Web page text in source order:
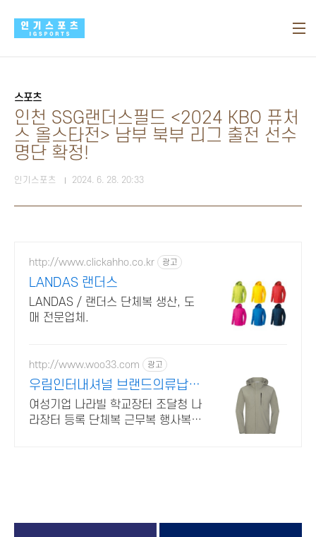
스포츠
인천 SSG랜더스필드 <2024 KBO 퓨처
스 올스타전> 남부 북부 리그 출전 선수
명단 확정!
인기스포츠 2024. 6. 28. 20:33
http://www.clickahho.co.kr 광고
LANDAS 랜더스
LANDAS / 랜더스 단체복 생산, 도
매 전문업체.
http://www.woo33.com 광고
우림인터내셔널 브랜드의류납품
브랜드 매장제품상담환영합니다
여성기업 나라빌 학교장터 조달청 나
라장터 등록 단체복 근무복 행사복